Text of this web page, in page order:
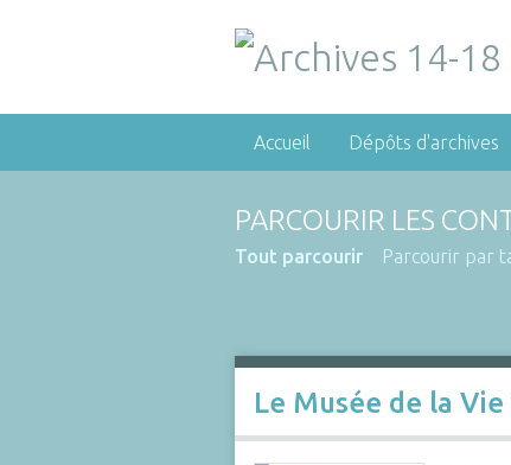
Accueil Dépôts d'archives
PARCOURIR LES
Tout parcourir Parcourir par
Le Musée de la